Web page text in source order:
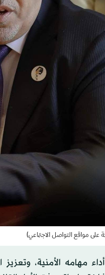
مواقع التواصل الاجتماعي)
مهامه الأمنية،